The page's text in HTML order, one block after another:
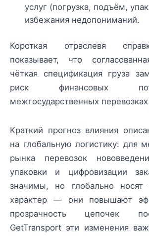
услуг (погрузка, подъём,
избежания недопониманий.
Короткая отраслевя
показывает, что
чёткая спецификация груза
риск финансовых
межгосударственных
Краткий прогноз влияния
на глобальную логистику: для
рынка перевозок
упаковки и цифровизации
значимы, но глобально носят
характер — они повышают
прозрачность цепочек
GetTransport эти изменения